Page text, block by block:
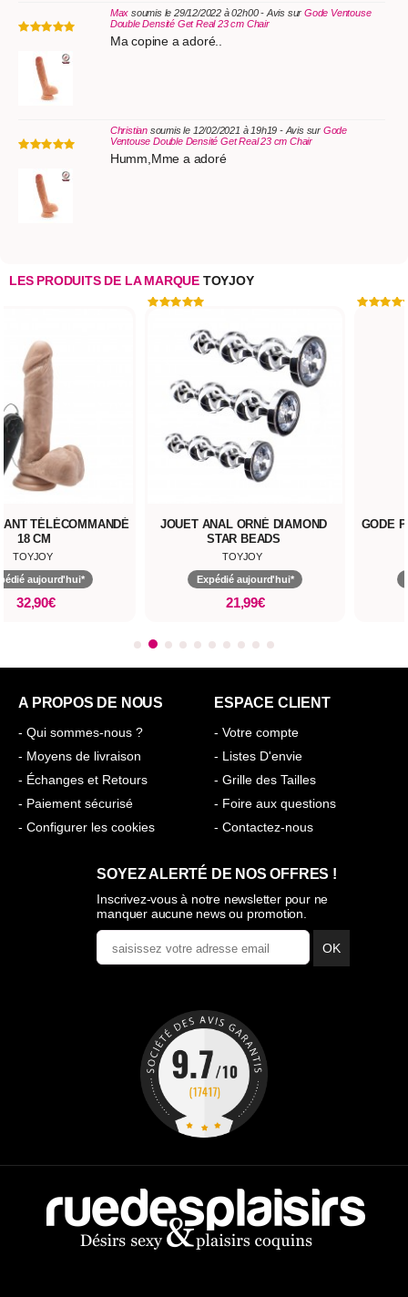
Max soumis le 29/12/2022 à 02h00 - Avis sur Gode Ventouse
Double Densité Get Real 23 cm Chair
Ma copine a adoré..
Christiansoumis le 12/02/2021 à 19h19 - Avis sur Gode
Ventouse Double Densité Get Real 23 cm Chair
Humm,Mme a adoré
LES PRODUITS DE LA MARQUE TOYJOY
TÉLÉCOMMANDÉ
18 CM
TOYJOY
aujourd'hui*
32,90€
JOUET ANAL ORNÉ DIAMOND
STAR BEADS
TOYJOY
Expédié aujourd'hui*
21,99€
GODE
A PROPOS DE NOUS
- Qui sommes-nous ?
- Moyens de livraison
- Échanges et Retours
- Paiement sécurisé
- Configurer les cookies
ESPACE CLIENT
- Votre compte
- Listes D'envie
- Grille des Tailles
- Foire aux questions
- Contactez-nous
SOYEZ ALERTÉ DE NOS OFFRES !
Inscrivez-vous à notre newsletter pour ne
manquer aucune news ou promotion.
OK